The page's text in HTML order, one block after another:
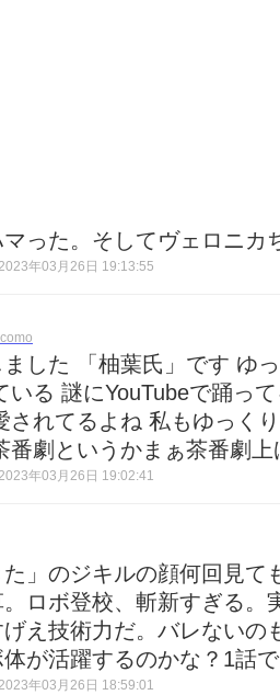
った。そしてヴェロニカ
年03月26日 19:13:55
した 「柚葉氏」です ゆ
いる 謎にYouTubeで踊っ
されてるよね 私もゆっく
番劇というかまぁ茶番劇
年03月26日 19:02:41
た」のジキルの顔何回見て
ロボ登校、斬新すぎる。
え技術力だ。バレないの
が活躍するのかな？1話
年03月26日 18:59:01